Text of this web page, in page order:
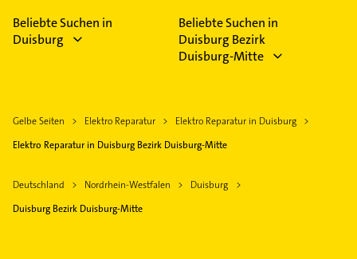
Beliebte Suchen in
Duisburg
Beliebte Suchen in
Duisburg Bezirk
Duisburg-Mitte
Gelbe Seiten Elektro Reparatur
Elektro Reparatur in Duisburg
Elektro Reparatur in Duisburg Bezirk Duisburg-Mitte
Deutschland Nordrhein-Westfalen
Duisburg
Duisburg Bezirk Duisburg-Mitte